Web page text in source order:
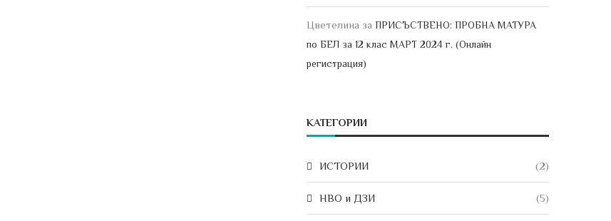
Цветелина за ПРИСЪСТВЕНО: ПРОБНА МАТУРА
по БЕЛ за 12 клас МАРТ 2024 г. (Онлайн
регистрация)
КАТЕГОРИИ
ИСТОРИИ (2)
НВО и ДЗИ (5)